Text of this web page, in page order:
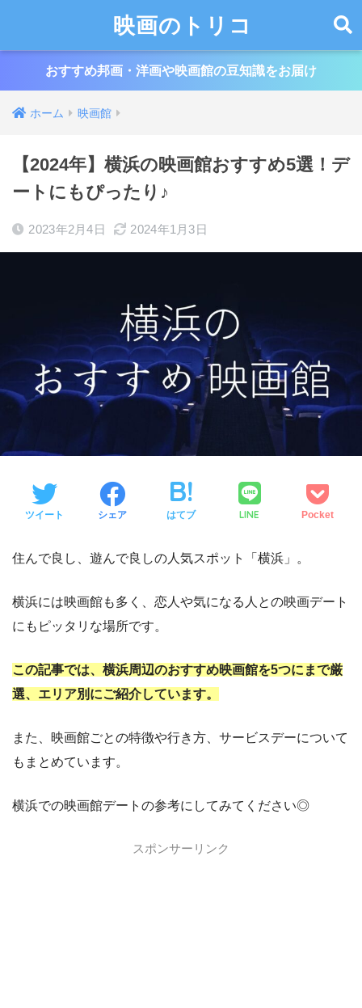
映画のトリコ
おすすめ邦画・洋画や映画館の豆知識をお届け
ホーム 映画館
【2024年】横浜の映画館おすすめ5選！デ
ートにもぴったり♪
2023年2月4日 2024年1月3日
ツイート シェア はてブ LINE Pocket
住んで良し、遊んで良しの人気スポット「横浜」。
横浜には映画館も多く、恋人や気になる人との映画デート
にもピッタリな場所です。
この記事では、横浜周辺のおすすめ映画館を5つにまで厳
選、エリア別にご紹介しています。
また、映画館ごとの特徴や行き方、サービスデーについて
もまとめています。
横浜での映画館デートの参考にしてみてください◎
スポンサーリンク